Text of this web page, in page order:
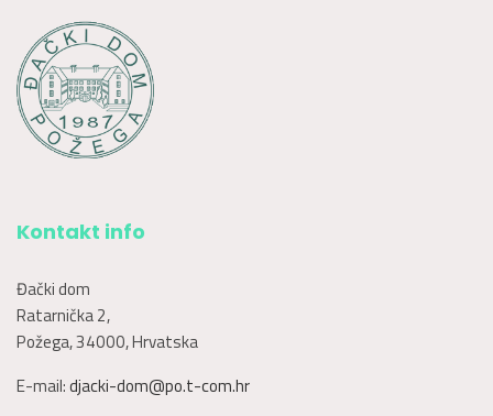
Kontakt info
Đački dom
Ratarnička 2,
Požega, 34000, Hrvatska
E-mail:djacki-dom@po.t-com.hr